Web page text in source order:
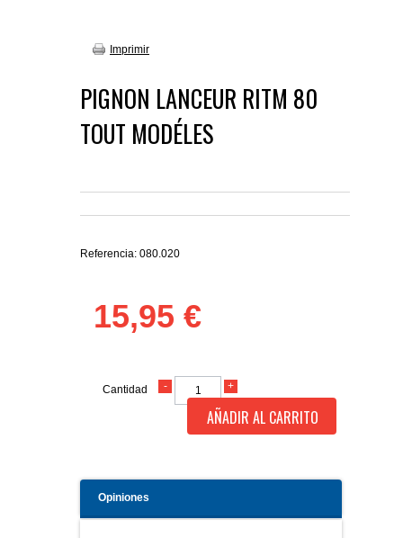
Imprimir
PIGNON LANCEUR RITM 80
TOUT MODÉLES
Referencia: 080.020
15,95 €
Cantidad
AÑADIR AL CARRITO
Opiniones